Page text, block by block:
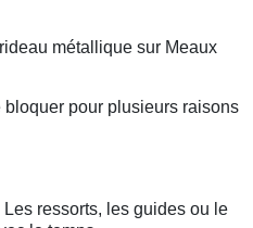
métallique sur Meaux
pour plusieurs raisons
ressorts, les guides ou le